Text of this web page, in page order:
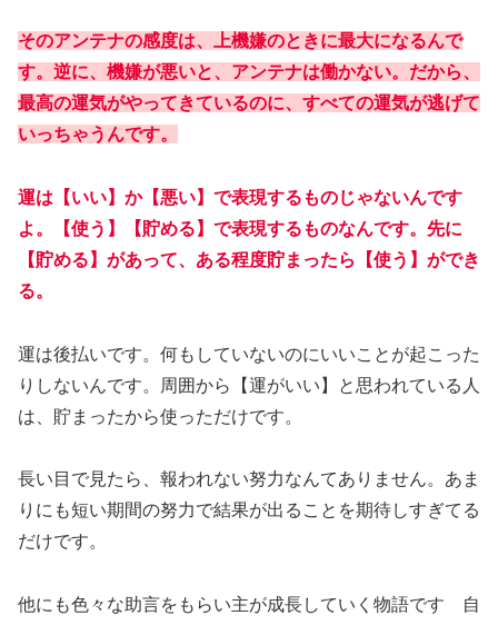
そのアンテナの感度は、上機嫌のときに最大になるんで
す。逆に、機嫌が悪いと、アンテナは働かない。だから、
最高の運気がやってきているのに、すべての運気が逃げて
いっちゃうんです。
運は【いい】か【悪い】で表現するものじゃないんです
よ。【使う】【貯める】で表現するものなんです。先に
【貯める】があって、ある程度貯まったら【使う】ができ
る。
運は後払いです。何もしていないのにいいことが起こった
りしないんです。周囲から【運がいい】と思われている人
は、貯まったから使っただけです。
長い目で見たら、報われない努力なんてありません。あま
りにも短い期間の努力で結果が出ることを期待しすぎてる
だけです。
他にも色々な助言をもらい主が成長していく物語です 自